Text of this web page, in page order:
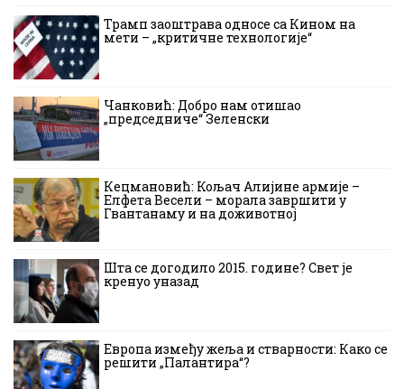
Трамп заоштрава односе са Кином на
мети – „критичне технологије“
Чанковић: Добро нам отишао
„председниче“ Зеленски
Кецмановић: Кољач Алијине армије –
Елфета Весели – морала завршити у
Гвантанаму и на доживотној
Шта се догодило 2015. године? Свет је
кренуо уназад
Европа између жеља и стварности: Како се
решити „Палантира“?